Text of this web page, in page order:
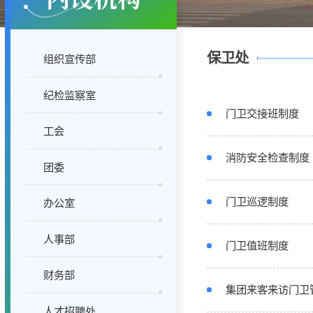
组织宣传部
纪检监察室
工会
团委
办公室
人事部
财务部
保卫处
门卫交接班制度
消防安全检查制度
门卫巡逻制度
门卫值班制度
集团来客来访门卫